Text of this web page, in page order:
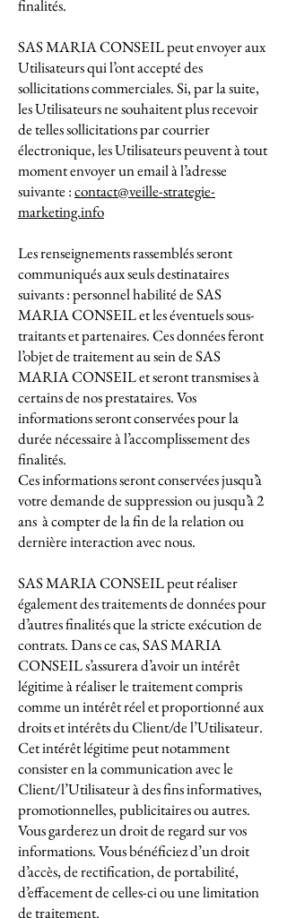
finalités.
SAS MARIA CONSEIL peut envoyer aux
Utilisateurs qui l’ont accepté des
sollicitations commerciales. Si, par la suite,
les Utilisateurs ne souhaitent plus recevoir
de telles sollicitations par courrier
électronique, les Utilisateurs peuvent à tout
moment envoyer un email à l’adresse
suivante :contact@veille-strategie-
marketing.info
Les renseignements rassemblés seront
communiqués aux seuls destinataires
suivants : personnel habilité de SAS
MARIA CONSEIL et les éventuels sous-
traitants et partenaires. Ces données feront
l’objet de traitement au sein de SAS
MARIA CONSEIL et seront transmises à
certains de nos prestataires. Vos
informations seront conservées pour la
durée nécessaire à l’accomplissement des
finalités.
Ces informations seront conservées jusqu’à
votre demande de suppression ou jusqu’à 2
ans à compter de la fin de la relation ou
dernière interaction avec nous.
SAS MARIA CONSEIL peut réaliser
également des traitements de données pour
d’autres finalités que la stricte exécution de
contrats. Dans ce cas, SAS MARIA
CONSEIL s’assurera d’avoir un intérêt
légitime à réaliser le traitement compris
comme un intérêt réel et proportionné aux
droits et intérêts du Client/de l’Utilisateur.
Cet intérêt légitime peut notamment
consister en la communication avec le
Client/l’Utilisateur à des fins informatives,
promotionnelles, publicitaires ou autres.
Vous garderez un droit de regard sur vos
informations. Vous bénéficiez d’un droit
d’accès, de rectification, de portabilité,
d’effacement de celles-ci ou une limitation
de traitement.